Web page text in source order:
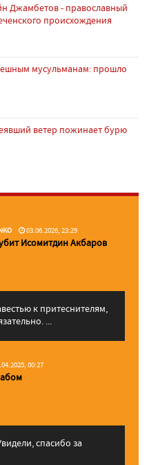
Джамбетов - православный
происхождения
мусульманам: прошло
ветер пожинает бурю
03.06.2026, 23:29
Исомитдин Акбаров
к притеснителям,
...
00:27
спасибо за